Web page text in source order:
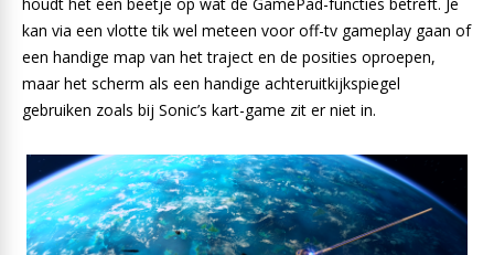
kan via een vlotte tik wel meteen voor off-tv gameplay gaan of
een handige map van het traject en de posities oproepen,
maar het scherm als een handige achteruitkijkspiegel
gebruiken zoals bij Sonic’s kart-game zit er niet in.